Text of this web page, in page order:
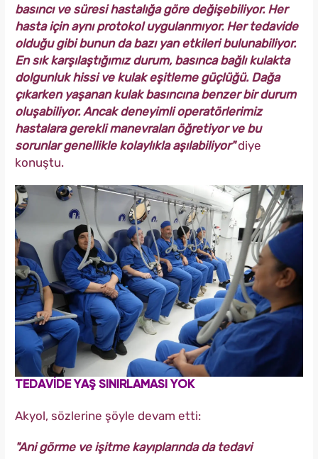
basıncı ve süresi hastalığa göre değişebiliyor. Her
hasta için aynı protokol uygulanmıyor. Her tedavide
olduğu gibi bunun da bazı yan etkileri bulunabiliyor.
En sık karşılaştığımız durum, basınca bağlı kulakta
dolgunluk hissi ve kulak eşitleme güçlüğü. Dağa
çıkarken yaşanan kulak basıncına benzer bir durum
oluşabiliyor. Ancak deneyimli operatörlerimiz
hastalara gerekli manevraları öğretiyor ve bu
sorunlar genellikle kolaylıkla aşılabiliyor"diye
konuştu.
TEDAVİDE YAŞ SINIRLAMASI YOK
Akyol, sözlerine şöyle devam etti:
"Ani görme ve işitme kayıplarında da tedavi